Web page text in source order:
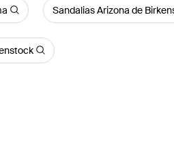
Sandalias Arizona de